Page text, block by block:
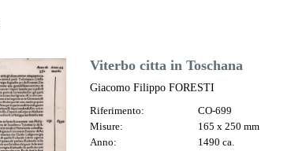
Viterbo citta in Toschana
Giacomo Filippo FORESTI
Riferimento:
CO-699
Misure:
165 x 250 mm
Anno:
1490 ca.